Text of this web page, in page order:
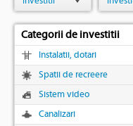
Categorii de investitii
Instalatii, dotari
Spatii de recreere
Sistem video
Canalizari